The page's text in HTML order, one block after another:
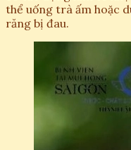
thể uống trà ấm hoặc
răng bị đau.